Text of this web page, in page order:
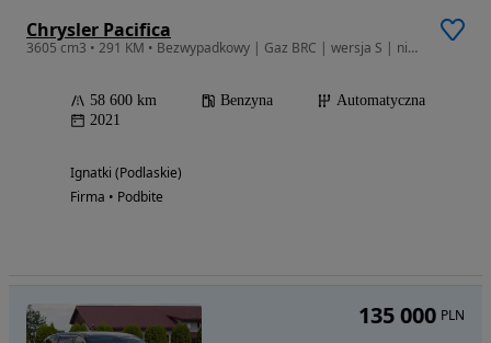
Chrysler Pacifica
3605 cm3 • 291 KM • Bezwypadkowy | Gaz BRC | wersja S | niski przebieg
58 600 km Benzyna
Automatyczna
2021
Ignatki (Podlaskie)
Firma • Podbite
135 000 PLN